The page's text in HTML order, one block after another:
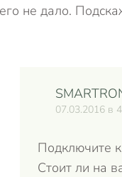
не дало.
07.03.2016 в
Подключите
Стоит ли на